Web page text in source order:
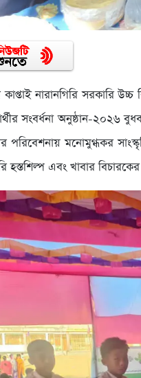
কাপ্তাই নারানগিরি সরকারি
সংবর্ধনা অনুষ্ঠান-২০২৬
পরিবেশনায় মনোমুগ্ধকর
হস্তশিল্প এবং খাবার